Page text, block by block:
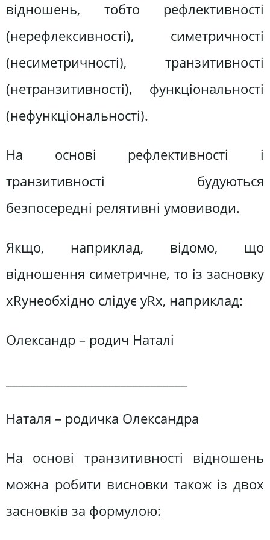
відношень, тобто рефлективності
(нерефлексивності), симетричності
(несиметричності), транзитивності
(нетранзитивності), функціональності
(нефункціональності).
На основі рефлективності і
транзитивності будуються
безпосередні релятивні умовиводи.
Якщо, наприклад, відомо, що
відношення симетричне, то із засновку
xRyнеобхідно слідує yRx, наприклад:
Олександр – родич Наталі
Наталя – родичка Олександра
На основі транзитивності відношень
можна робити висновки також із двох
засновків за формулою: